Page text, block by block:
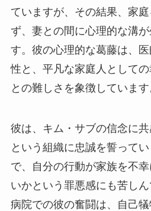
ていますが、その結果、家
ず、妻との間に心理的な溝
す。彼の心理的な葛藤は、
性と、平凡な家庭人として
との難しさを象徴しています
彼は、キム・サブの信念に
という組織に忠誠を誓って
で、自分の行動が家族を不
いかという罪悪感にも苦し
病院での彼の奮闘は、自己